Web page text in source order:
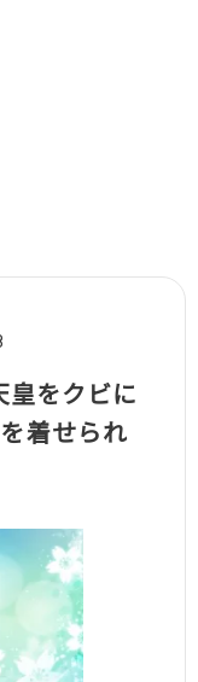
をクビに
着せられ